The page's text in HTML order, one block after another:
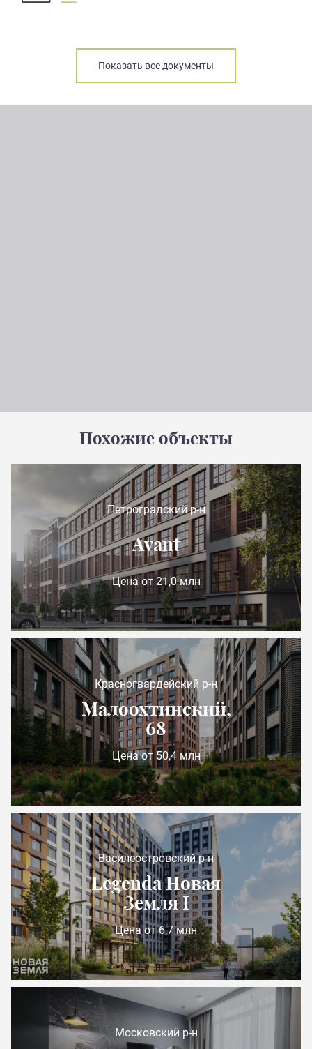
Показать все документы
Похожие объекты
Петроградский р-н
Avant
Цена от 21,0 млн
Красногвардейский р-н
Малоохтинский,
68
Цена от 50,4 млн
Василеостровский р-н
Legenda Новая
Земля I
Цена от 6,7 млн
Московский р-н